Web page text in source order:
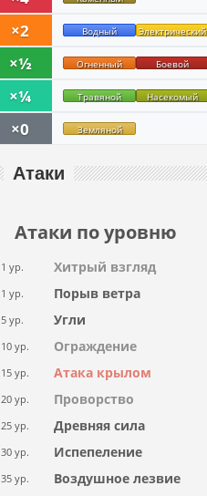
×2 Водный Электрический
×½ Огненный Боевой
×¼ Травяной Насекомый
×0 Земляной
Атаки
Атаки по уровню
1 ур. Хитрый взгляд
1 ур. Порыв ветра
5 ур. Угли
10 ур. Ограждение
15 ур. Атака крылом
20 ур. Проворство
25 ур. Древняя сила
30 ур. Испепеление
35 ур. Воздушное лезвие